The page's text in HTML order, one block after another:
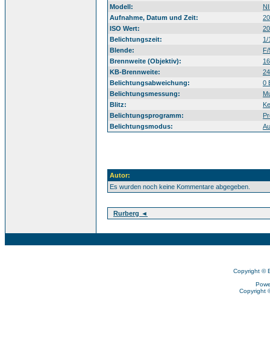
Modell:
Aufnahme, Datum und Zeit:
ISO Wert:
Belichtungszeit:
1/
Blende:
F/
Brennweite (Objektiv):
KB-Brennweite:
Belichtungsabweichung:
0
Belichtungsmessung:
Blitz:
Belichtungsprogramm:
Belichtungsmodus:
Autor:
Es wurden noch keine Kommentare abgegeben.
Rurberg ◄
Copyright ©
Copyright